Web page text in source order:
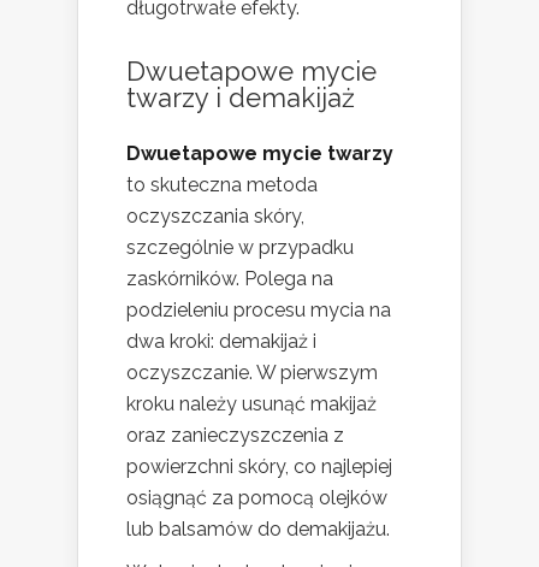
długotrwałe efekty.
Dwuetapowe mycie
twarzy i demakijaż
Dwuetapowe mycie twarzy
to skuteczna metoda
oczyszczania skóry,
szczególnie w przypadku
zaskórników. Polega na
podzieleniu procesu mycia na
dwa kroki: demakijaż i
oczyszczanie. W pierwszym
kroku należy usunąć makijaż
oraz zanieczyszczenia z
powierzchni skóry, co najlepiej
osiągnąć za pomocą olejków
lub balsamów do demakijażu.